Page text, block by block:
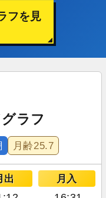
フを見
ラフ
月齢25.7
出 月入